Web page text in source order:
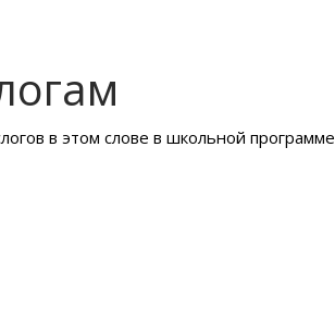
в этом слове в школьной программе